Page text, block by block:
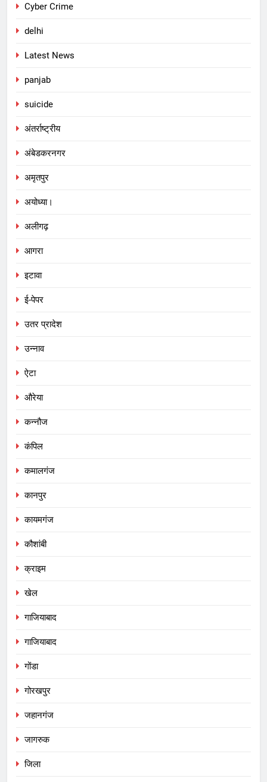
Cyber Crime
delhi
Latest News
panjab
suicide
अंतर्राष्ट्रीय
अंबेडकरनगर
अमृतपुर
अयोध्या।
अलीगढ़
आगरा
इटावा
ई-पेपर
उतर प्रादेश
उन्नाव
ऐटा
औरेया
कन्नौज
कंपिल
कमालगंज
कानपुर
कायमगंज
कौशांबी
क्राइम
खेल
गाजियाबाद
गाजियाबाद
गोंडा
गोरखपुर
जहानगंज
जागरुक
जिला